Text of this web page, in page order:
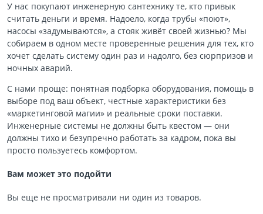
У нас покупают инженерную сантехнику те, кто привык
считать деньги и время. Надоело, когда трубы «поют»,
насосы «задумываются», а стояк живёт своей жизнью? Мы
собираем в одном месте проверенные решения для тех, кто
хочет сделать систему один раз и надолго, без сюрпризов и
ночных аварий.
С нами проще: понятная подборка оборудования, помощь в
выборе под ваш объект, честные характеристики без
«маркетинговой магии» и реальные сроки поставки.
Инженерные системы не должны быть квестом — они
должны тихо и безупречно работать за кадром, пока вы
просто пользуетесь комфортом.
Вам может это подойти
Вы еще не просматривали ни один из товаров.